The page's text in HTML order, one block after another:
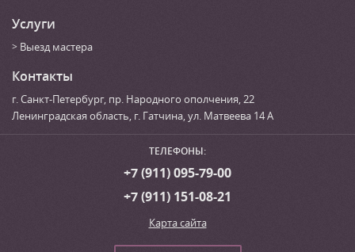
Услуги
Выезд мастера
Контакты
г. Санкт-Петербург, пр. Народного ополчения, 22
Ленинградская область, г. Гатчина,ул. Матвеева 14 А
ТЕЛЕФОНЫ:
+7 (911) 095-79-00
+7 (911) 151-08-21
Карта сайта